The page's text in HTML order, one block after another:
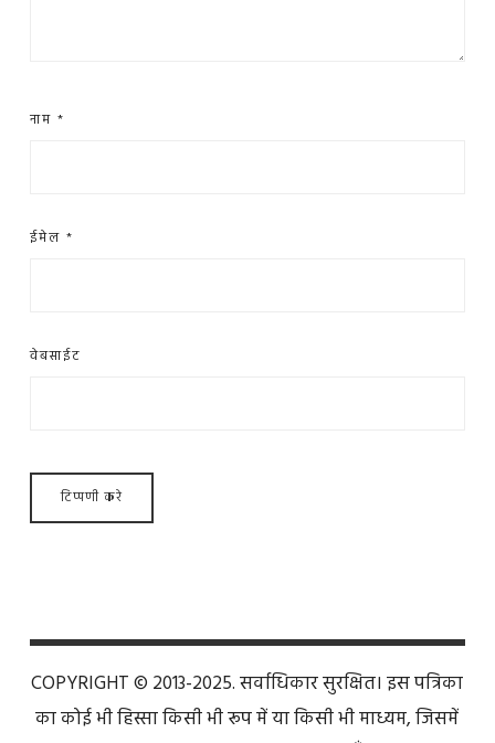
नाम *
ईमेल *
वेबसाईट
COPYRIGHT © 2013-2025. सर्वाधिकार सुरक्षित। इस पत्रिका
का कोई भी हिस्सा किसी भी रूप में या किसी भी माध्यम, जिसमें